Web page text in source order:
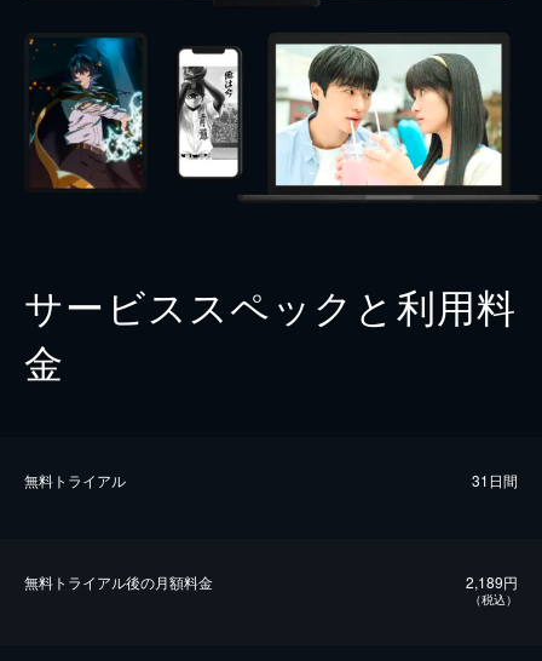
サービススペックと利用料
金
無料トライアル 31日間
無料トライアル後の⽉額料金 2,189円
（税込）